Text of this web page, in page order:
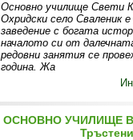
Основно училище Свети
Охридски село Сваленик е
заведение с богата
началото си от
редовни занятия се
година. Жа
ОСНОВНО УЧИЛИЩЕ